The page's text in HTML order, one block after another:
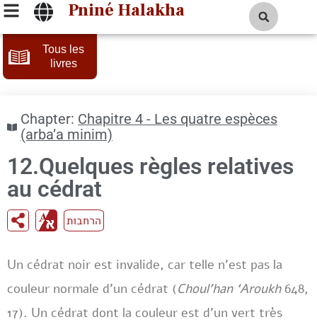
Pniné Halakha
Tous les
livres
Chapter: Chapitre 4 - Les quatre espèces
(arba’a minim)
12.Quelques règles relatives
au cédrat
הרחבות
Un cédrat noir est invalide, car telle n’est pas la
couleur normale d’un cédrat (Choul’han ‘Aroukh648,
17). Un cédrat dont la couleur est d’un vert très